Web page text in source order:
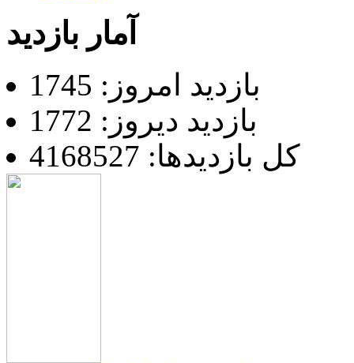
آمار بازدید
بازدید امروز: 1745
بازدید دیروز: 1772
کل بازدیدها: 4168527